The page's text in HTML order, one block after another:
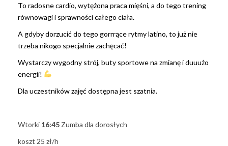
To radosne cardio, wytężona praca mięśni, a do tego trening
równowagi i sprawności całego ciała.
A gdyby dorzucić do tego gorrrące rytmy latino, to już nie
trzeba nikogo specjalnie zachęcać!
Wystarczy wygodny strój, buty sportowe na zmianę i duuużo
energii!
Dla uczestników zajęć dostępna jest szatnia.
Wtorki 16:45 Zumba dla dorosłych
koszt 25 zł/h